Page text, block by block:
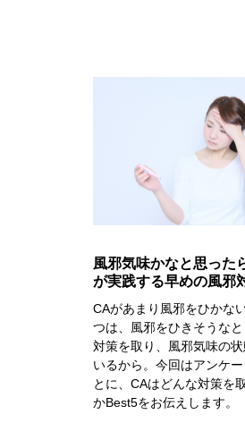
風邪気味かなと思っ
が実践する早めの風邪
CAがあまり風邪をひかな
つは、風邪をひきそうな
対策を取り、風邪気味の
いるから。今回はアンケ
とに、CAはどんな対策を
かBest5をお伝えします。